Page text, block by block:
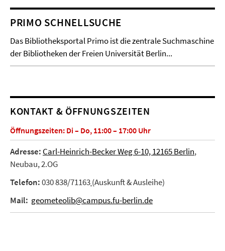
PRIMO SCHNELLSUCHE
Das Bibliotheksportal Primo ist die zentrale Suchmaschine
der Bibliotheken der Freien Universität Berlin...
KONTAKT & ÖFFNUNGSZEITEN
Öffnungszeiten: Di – Do, 11:00 – 17:00 Uhr
Adresse: Carl-Heinrich-Becker Weg 6-10, 12165 Berlin,
Neubau, 2.OG
Telefon:030 838/71163(Auskunft & Ausleihe)
Mail: geometeolib@campus.fu-berlin.de